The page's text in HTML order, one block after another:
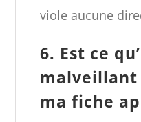
viole aucune
6. Est ce
malveillant
ma fiche